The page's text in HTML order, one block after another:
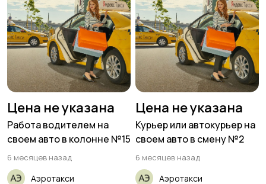
Цена не указана
Работа водителем на
своем авто в колонне №15
6 месяцев назад
Аэротакси
Цена не указана
Курьер или автокурьер на
своем авто в смену №2
6 месяцев назад
Аэротакси